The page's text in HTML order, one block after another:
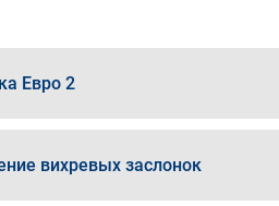
Евро 2
вихревых заслонок